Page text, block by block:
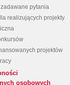
pytania
realizujących projekty
projektów
osobowych